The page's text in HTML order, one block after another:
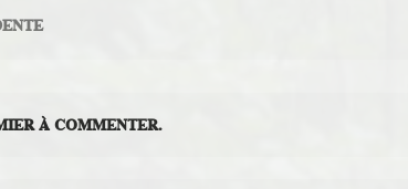
À COMMENTER.